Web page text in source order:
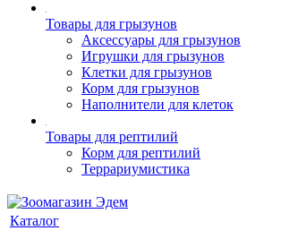
Товары для грызунов
Аксессуары для грызунов
Игрушки для грызунов
Клетки для грызунов
Корм для грызунов
Наполнители для клеток
Товары для рептилий
Корм для рептилий
Террариумистика
Каталог